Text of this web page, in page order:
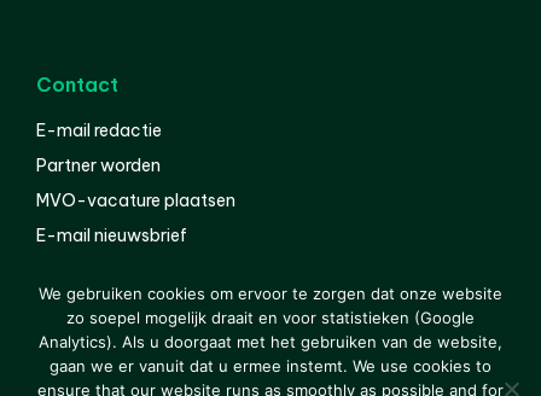
Contact
E-mail redactie
Partner worden
MVO-vacature plaatsen
E-mail nieuwsbrief
© 2000-2026 Van der Molen EIS Colofon
Disclaimer
Privacy
We gebruiken cookies om ervoor te zorgen dat onze website
zo soepel mogelijk draait en voor statistieken (Google
Analytics). Als u doorgaat met het gebruiken van de website,
gaan we er vanuit dat u ermee instemt. We use cookies to
ensure that our website runs as smoothly as possible and for